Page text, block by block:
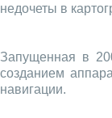
недочеты в
Запущенная в
созданием
навигации.